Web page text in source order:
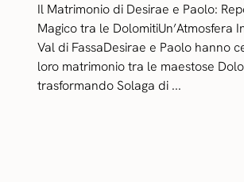
Il Matrimonio di Desirae e Paolo:
Magico tra le DolomitiUn’Atmosfera
Val di FassaDesirae e Paolo hanno
loro matrimonio tra le maestose
trasformando Solaga di ...